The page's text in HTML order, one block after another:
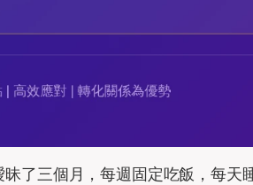
了三個月，每週固定吃飯，每天